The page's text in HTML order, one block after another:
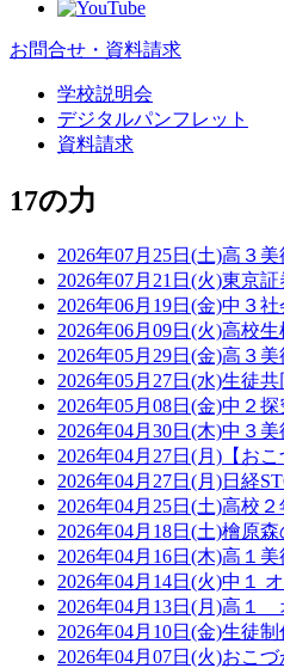
お問合せ・資料請求
学校説明会
デジタルパンフレット
資料請求
17の力
2026年07月25日(土)高３美
2026年07月21日(火)東京証
2026年06月19日(金)中３
2026年06月09日(火)高校生
2026年05月29日(金)高３美
2026年05月27日(水)生徒共
2026年05月08日(金)中２探
2026年04月30日(木)中３美
2026年04月27日(月) 【お
2026年04月27日(月)日経
2026年04月25日(土)高校２
2026年04月18日(土)檜原森
2026年04月16日(木)高１美
2026年04月14日(火)中１
2026年04月13日(月)高１
2026年04月10日(金)生徒制
2026年04月07日(火)おこづ